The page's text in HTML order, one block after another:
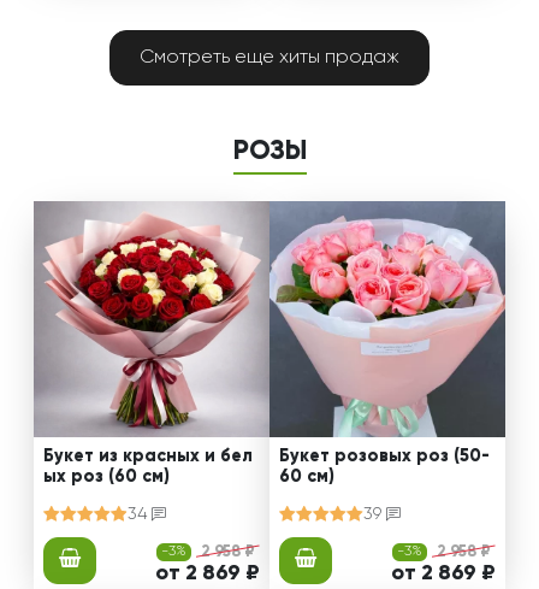
Смотреть еще хиты продаж
РОЗЫ
Букет из красных и бел
ых роз (60 см)
34
-3% 2 958 ₽
от 2 869 ₽
Букет розовых роз (50-
60 см)
39
-3% 2 958 ₽
от 2 869 ₽